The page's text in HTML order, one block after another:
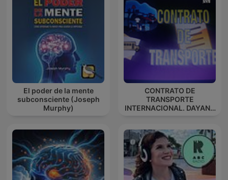
El poder de la mente
subconsciente (Joseph
Murphy)
CONTRATO DE
TRANSPORTE
INTERNACIONAL. DAYANA